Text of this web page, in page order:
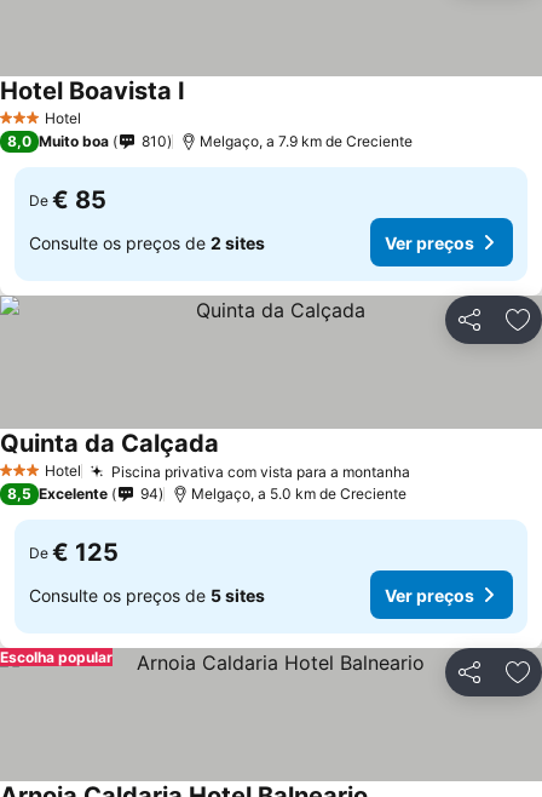
3 EstrelasHotel
Hotel Boavista I
8,0 Muito boa 810 Melgaço, a 7.9 km de Creciente
De € 85
Consulte os preços de 2 sites Ver preços
Partilhar
3 EstrelasHotel Piscina privativa com vista para a montanha
Quinta da Calçada
8,5 Excelente 94 Melgaço, a 5.0 km de Creciente
De € 125
Consulte os preços de 5 sites Ver preços
Partilhar
Escolha popular